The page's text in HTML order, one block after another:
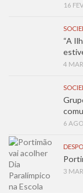
16
“A
4
6
3